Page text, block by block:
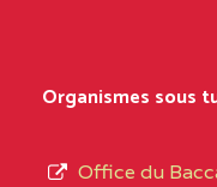
CENTRE
Organismes sous
Office du